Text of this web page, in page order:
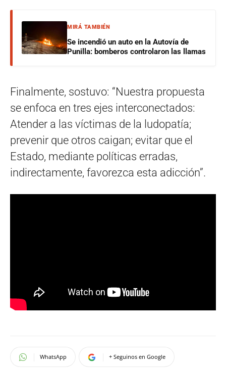
MIRÁ TAMBIÉN
Se incendió un auto en la Autovía de
Punilla: bomberos controlaron las llamas
Finalmente, sostuvo: “Nuestra propuesta
se enfoca en tres ejes interconectados:
Atender a las víctimas de la ludopatía;
prevenir que otros caigan; evitar que el
Estado, mediante políticas erradas,
indirectamente, favorezca esta adicción”.
WhatsApp + Seguinos en Google